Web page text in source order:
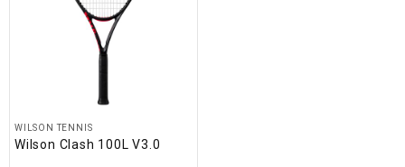
WILSON TENNIS
Wilson Clash 100L V3.0